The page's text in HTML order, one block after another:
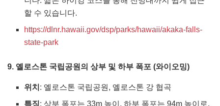
할 수 있습니다.
https://dlnr.hawaii.gov/dsp/parks/hawaii/akaka-falls-
state-park
9. 옐로스톤 국립공원의 상부 및 하부 폭포 (와이오밍)
위치 : 옐로스톤 국립공원, 옐로스톤 강 협곡
특징: 상부 폭포는 33m 높이, 하부 폭포는 94m 높이로,